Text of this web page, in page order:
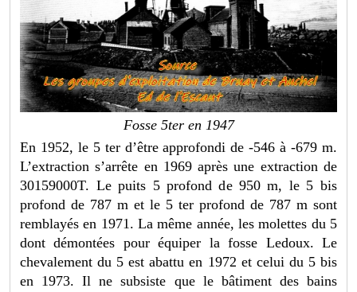
Fosse 5ter en 1947
En 1952, le 5 ter d’être approfondi de -546 à -679 m.
L’extraction s’arrête en 1969 après une extraction de
30159000T. Le puits 5 profond de 950 m, le 5 bis
profond de 787 m et le 5 ter profond de 787 m sont
remblayés en 1971. La même année, les molettes du 5
dont démontées pour équiper la fosse Ledoux. Le
chevalement du 5 est abattu en 1972 et celui du 5 bis
en 1973. Il ne subsiste que le bâtiment des bains